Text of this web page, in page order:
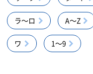
ラ～ロ A～Z
ワ 1～9